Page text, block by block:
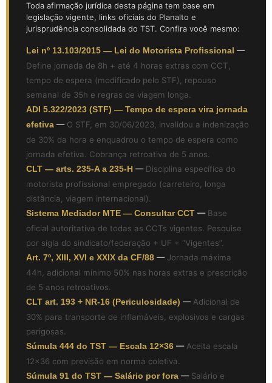
Toda afirmação jurídica desta página tem base em
legislação vigente, links oficiais do Planalto e
jurisprudência consolidada do TST. Confira você mesmo:
Lei nº 13.103/2015 — Lei do Motorista Profissional —
Define jornada de 8h + até 4 horas extras com CCT,
tempo de espera (modificado pelo STF), repouso
semanal de 35h e regras de viagem longa.
ADI 5.322/2023 (STF) — Tempo de espera vira jornada
efetiva — O STF, em 30/06/2023, invalidou a indenização
de 30% da hora e enquadrou o tempo de espera como
jornada efetiva. Cobrança retroativa de 5 anos.
CLT — arts. 235-A a 235-H — Disciplina específica do
motorista profissional empregado (carreteiro, longa
distância, viagem internacional).
Sistema Mediador MTE — Consultar CCT — Base
oficial autoritativa de todas as CCTs vigentes. Pesquise
por sigla do sindicato/federação + UF + “Vigentes”.
Art. 7º, XIII, XVI e XXIX da CF/88 — Jornada máxima
44h, adicional mínimo 50% nas horas extras e prescrição
de 5 anos retroativos.
CLT art. 193 + NR-16 (Periculosidade) — Adicional de
30% para transporte de inflamáveis, explosivos e cargas
perigosas.
Súmula 444 do TST — Escala 12×36 — Aceita escala
12×36 com previsão em norma coletiva.
Súmula 91 do TST — Salário por fora — Salário e